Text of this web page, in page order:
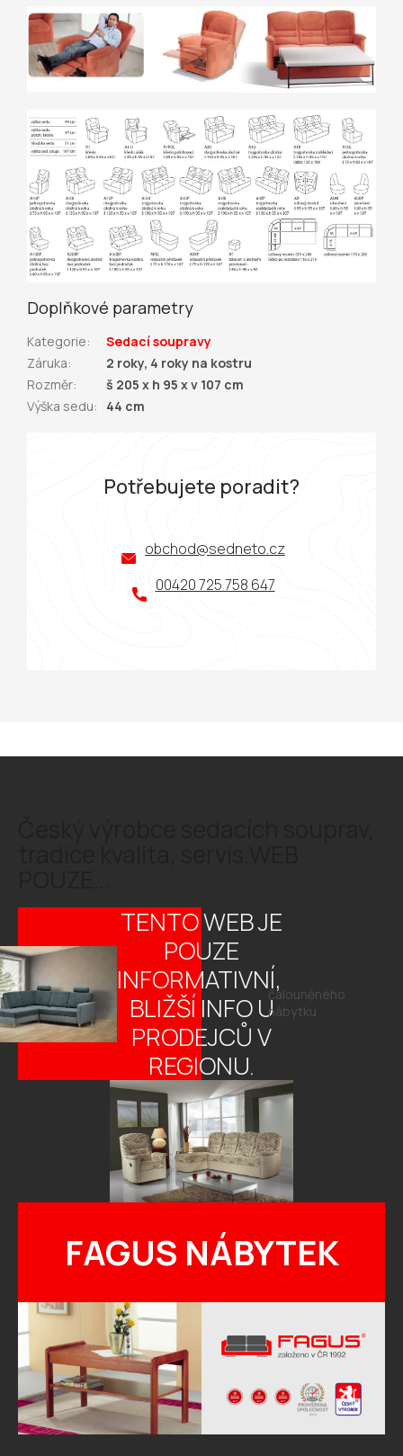
Doplňkové parametry
Kategorie:
Sedací soupravy
Záruka:
2 roky, 4 roky na kostru
Rozměr:
š 205 x h 95 x v 107 cm
Výška sedu: 44 cm
Potřebujete poradit?
obchod@sedneto.cz
00420 725 758 647
TENTO WEB JE
POUZE
INFORMATIVNÍ,
BLIŽŠÍ INFO U
PRODEJCŮ V
REGIONU.
čalouněného
nábytku
FAGUS NÁBYTEK